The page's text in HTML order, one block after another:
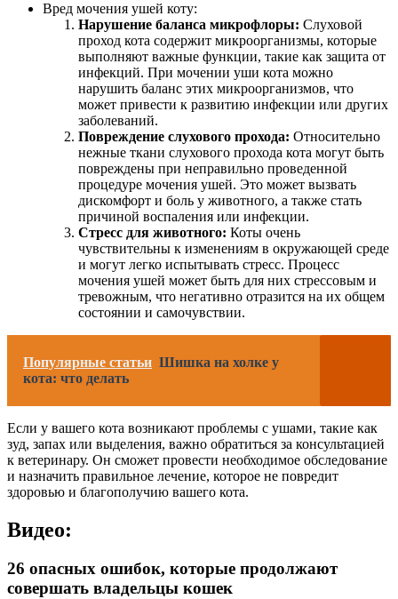
Вред мочения ушей коту:
Нарушение баланса микрофлоры: Слуховой
проход кота содержит микроорганизмы, которые
выполняют важные функции, такие как защита от
инфекций. При мочении уши кота можно
нарушить баланс этих микроорганизмов, что
может привести к развитию инфекции или других
заболеваний.
Повреждение слухового прохода: Относительно
нежные ткани слухового прохода кота могут быть
повреждены при неправильно проведенной
процедуре мочения ушей. Это может вызвать
дискомфорт и боль у животного, а также стать
причиной воспаления или инфекции.
Стресс для животного: Коты очень
чувствительны к изменениям в окружающей среде
и могут легко испытывать стресс. Процесс
мочения ушей может быть для них стрессовым и
тревожным, что негативно отразится на их общем
состоянии и самочувствии.
Популярные статьи Шишка на холке у
кота: что делать
Если у вашего кота возникают проблемы с ушами, такие как
зуд, запах или выделения, важно обратиться за консультацией
к ветеринару. Он сможет провести необходимое обследование
и назначить правильное лечение, которое не повредит
здоровью и благополучию вашего кота.
Видео:
26 опасных ошибок, которые продолжают
совершать владельцы кошек